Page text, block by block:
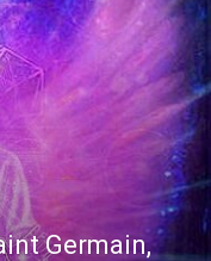
Germain,